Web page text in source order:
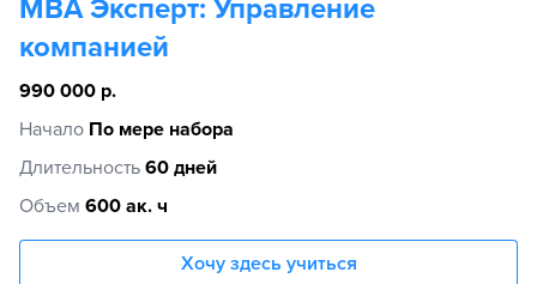
MBA Эксперт: Управление
компанией
990 000 р.
Начало По мере набора
Длительность 60 дней
Объем 600 ак. ч
Хочу здесь учиться